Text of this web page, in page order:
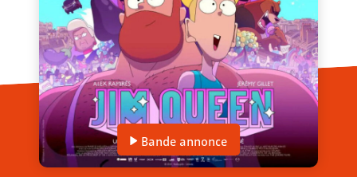
Bande annonce